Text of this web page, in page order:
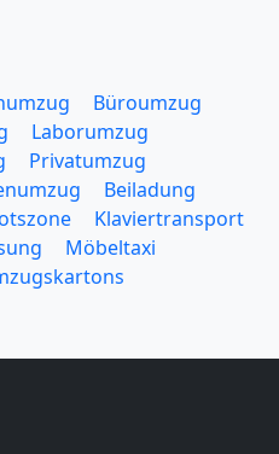
Büroumzug
Laborumzug
Privatumzug
Beiladung
Klaviertransport
Möbeltaxi